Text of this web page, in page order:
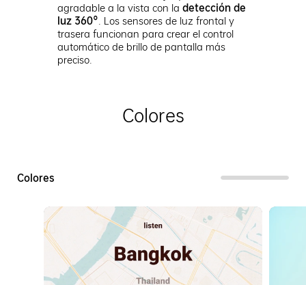
agradable a la vista con la detección de
luz 360° . Los sensores de luz frontal y
trasera funcionan para crear el control
automático de brillo de pantalla más
preciso.
Colores
Colores